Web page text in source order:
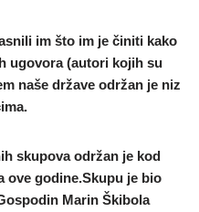
im što im je činiti kako
ugovora (autori kojih su
naše države održan je niz
skupova održan je kod
ove godine.Skupu je bio
Marin Škibola